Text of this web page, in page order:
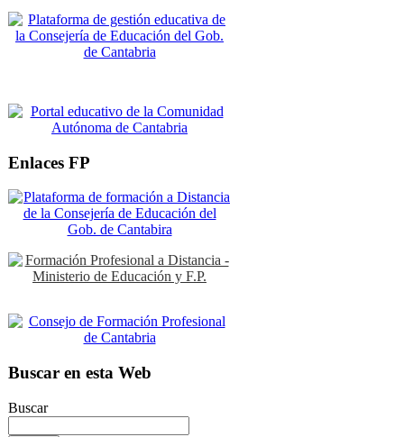
Enlaces FP
Buscar en esta Web
Buscar